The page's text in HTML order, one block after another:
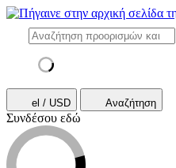
el / USD Αναζήτηση
Συνδέσου εδώ